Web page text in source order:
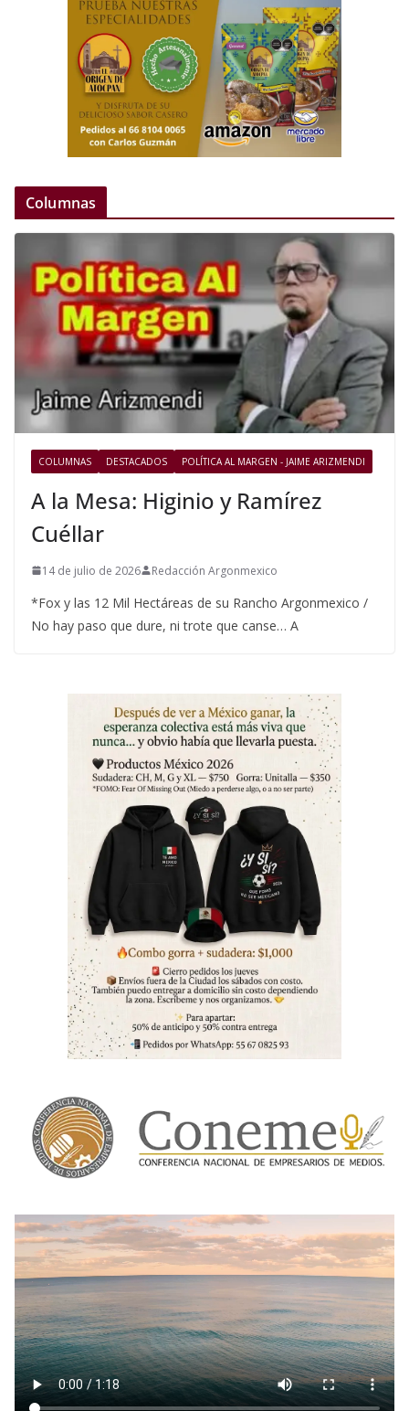
Columnas
COLUMNAS DESTACADOS POLÍTICA AL MARGEN - JAIME ARIZMENDI
A la Mesa: Higinio y Ramírez
Cuéllar
14 de julio de 2026 Redacción Argonmexico
*Fox y las 12 Mil Hectáreas de su Rancho Argonmexico /
No hay paso que dure, ni trote que canse… A